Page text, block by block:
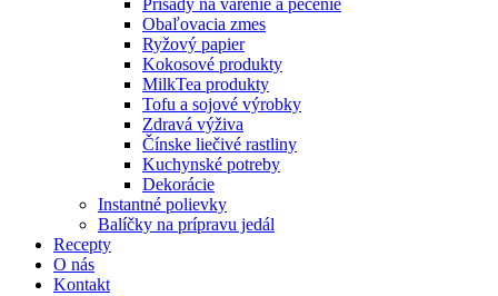
Prísady na varenie a pečenie
Obaľovacia zmes
Ryžový papier
Kokosové produkty
MilkTea produkty
Tofu a sojové výrobky
Zdravá výživa
Čínske liečivé rastliny
Kuchynské potreby
Dekorácie
Instantné polievky
Balíčky na prípravu jedál
Recepty
O nás
Kontakt